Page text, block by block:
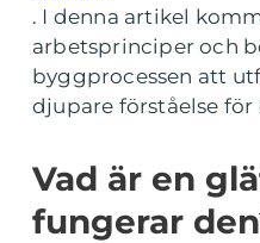
. I denna artikel
arbetsprinciper och
byggprocessen att
djupare förståelse för
Vad är en
fungerar